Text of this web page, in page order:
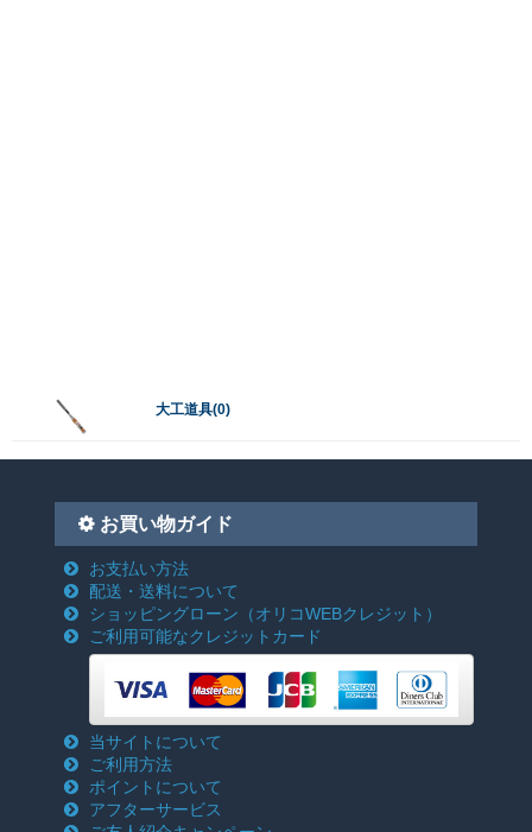
大工道具(0)
お買い物ガイド
お支払い方法
配送・送料について
ショッピングローン （オリコWEBクレジット）
ご利用可能なクレジットカード
当サイトについて
ご利用方法
ポイントについて
アフターサービス